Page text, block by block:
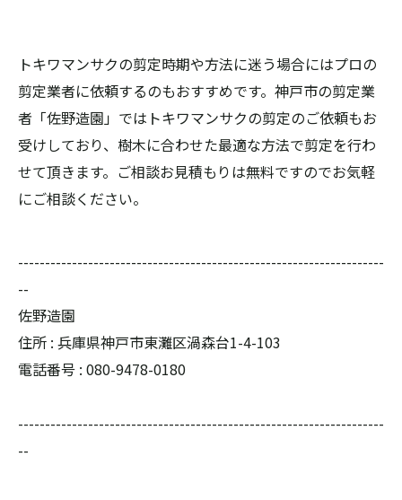
トキワマンサクの剪定時期や方法に迷う場合にはプロの
剪定業者に依頼するのもおすすめです。神戸市の剪定業
者「佐野造園」ではトキワマンサクの剪定のご依頼もお
受けしており、樹木に合わせた最適な方法で剪定を行わ
せて頂きます。ご相談お見積もりは無料ですのでお気軽
にご相談ください。
--------------------------------------------------------------------
--
佐野造園
住所 : 兵庫県神戸市東灘区渦森台1-4-103
電話番号 : 080-9478-0180
--------------------------------------------------------------------
--